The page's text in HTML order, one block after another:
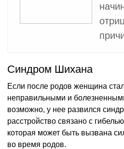
Синдром Шихана
Если после родов женщина
неправильными и
возможно, у нее развился
расстройство связано с
которая может быть вызвана
во время родов.